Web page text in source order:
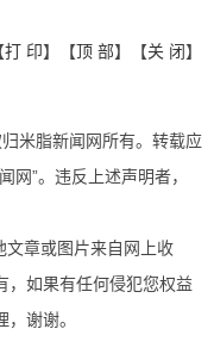
打 印】【顶 部】【关 闭】
米脂新闻网所有。转载应
网”。违反上述声明者，
文章或图片来自网上收
，如果有任何侵犯您权益
谢谢。